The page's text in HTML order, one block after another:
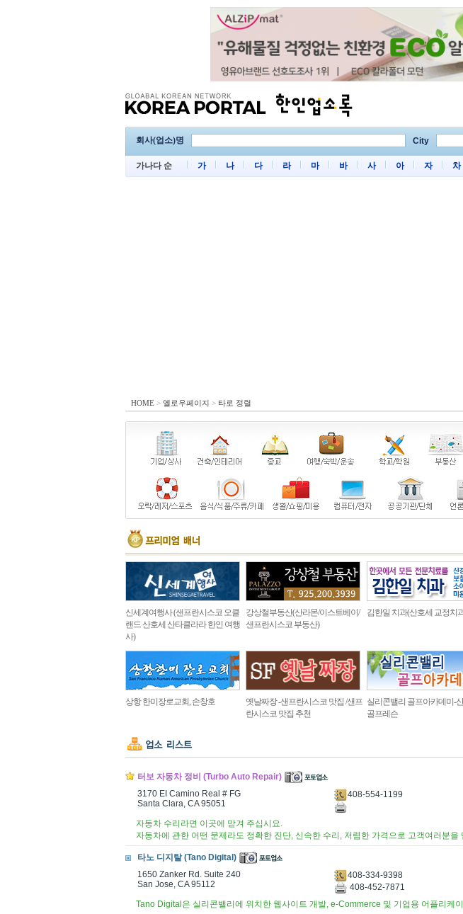
회사(업소)명 City
가나다 순 가 나 다 라 마 바 사 아 자 차
HOME > 옐로우페이지 > 타로 정렬
신세계여행사 (샌프란시스코 오클
랜드 산호세 산타클라라 한인 여행
사)
강상철부동산(산라몬/이스트베이/
샌프란시스코 부동산)
김한일 치과(산호세 교정치
상항 한미장로교회, 손창호
옛날짜장 -샌프란시스코 맛집 /샌프
란시스코 맛집 추천
실리콘밸리 골프아카데미-
골프레슨
터보 자동차 정비 (Turbo Auto Repair)
3170 EI Camino Real # FG
Santa Clara, CA 95051
408-554-1199
자동차 수리라면 이곳에 맏겨 주십시요.
자동차에 관한 어떤 문제라도 정확한 진단, 신속한 수리, 저렴한 가격으로 고객여러분을
타노 디지탈 (Tano Digital)
1650 Zanker Rd. Suite 240
San Jose, CA 95112
408-334-9398
408-452-7871
Tano Digital은 실리콘밸리에 위치한 웹사이트 개발, e-Commerce 및 기업용 어플리케